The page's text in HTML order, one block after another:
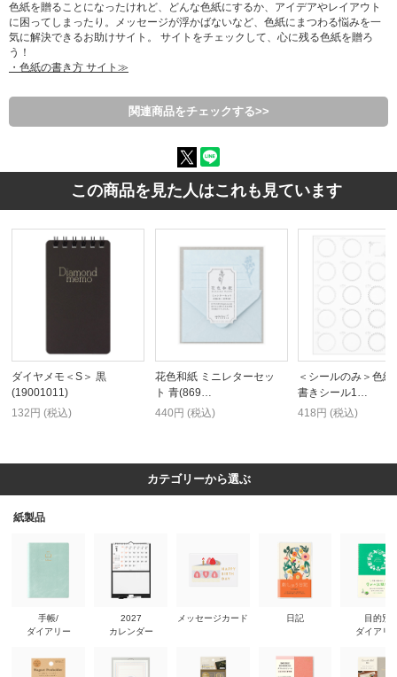
色紙を贈ることになったけれど、どんな色紙にするか、アイデアやレイアウト
に困ってしまったり。メッセージが浮かばないなど、色紙にまつわる悩みを一
気に解決できるお助けサイト。 サイトをチェックして、心に残る色紙を贈ろ
う！
・色紙の書き方 サイト≫
関連商品をチェックする>>
この商品を見た人はこれも見ています
ダイヤメモ＜S＞ 黒
(19001011)
132円 (税込)
花色和紙 ミニレターセッ
ト 青(869…
440円 (税込)
＜シールのみ＞色紙
書きシール1…
418円 (税込)
カテゴリーから選ぶ
紙製品
手帳/
ダイアリー
2027
カレンダー
メッセージカード 日記
目的別
ダイアリ